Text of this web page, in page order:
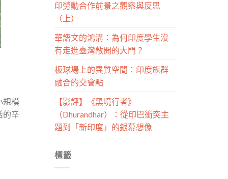
規模
的辛
印勞動合作前景之觀察與反思
（上）
華語文的鴻溝：為何印度學生沒
有走進臺灣敞開的大門？
板球場上的異質空間：印度族群
融合的交會點
【影評】《黑境行者》
（Dhurandhar）：從印巴衝突主
題到「新印度」的銀幕想像
標籤